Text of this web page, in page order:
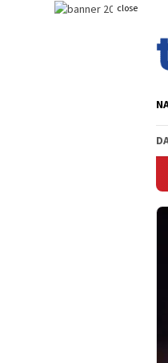
close
Jembatan Rusak Menjadi